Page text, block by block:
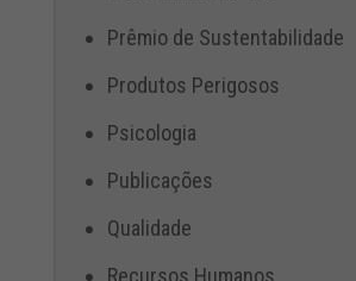
Prêmio de Sustentabilidade
Produtos Perigosos
Psicologia
Publicações
Qualidade
Recursos Humanos